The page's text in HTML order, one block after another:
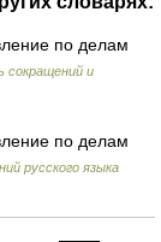
по делам
сокращений и
по делам
русского языка